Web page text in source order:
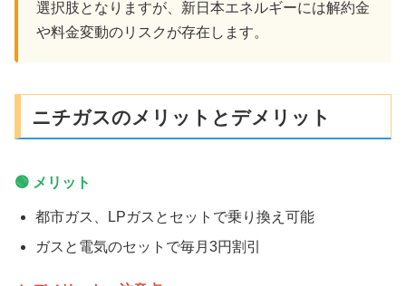
選択肢となりますが、新日本エネルギーには解約金
や料金変動のリスクが存在します。
ニチガスのメリットとデメリット
🟢 メリット
都市ガス、LPガスとセットで乗り換え可能
ガスと電気のセットで毎月3円割引